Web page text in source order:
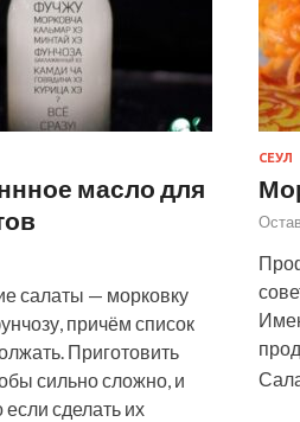
масло для
салаты — морковку
причём список
Приготовить
сильно сложно, и
сделать их
СЕУЛ